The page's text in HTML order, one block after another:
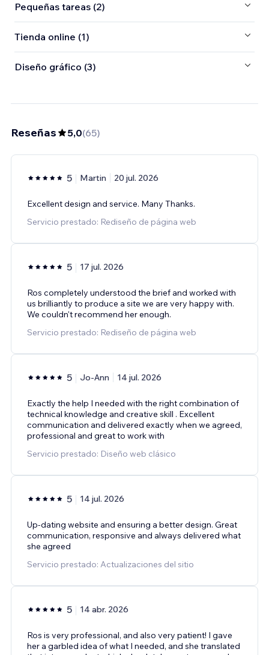
Pequeñas tareas (2)
Tienda online (1)
Diseño gráfico (3)
Reseñas 5,0(65)
5 Martin 20 jul. 2026
Excellent design and service. Many Thanks.
Servicio prestado: Rediseño de página web
5 17 jul. 2026
Ros completely understood the brief and worked with
us brilliantly to produce a site we are very happy with.
We couldn't recommend her enough.
Servicio prestado: Rediseño de página web
5 Jo-Ann 14 jul. 2026
Exactly the help I needed with the right combination of
technical knowledge and creative skill . Excellent
communication and delivered exactly when we agreed,
professional and great to work with
Servicio prestado: Diseño web clásico
5 14 jul. 2026
Up-dating website and ensuring a better design. Great
communication, responsive and always delivered what
she agreed
Servicio prestado: Actualizaciones del sitio
5 14 abr. 2026
Ros is very professional, and also very patient! I gave
her a garbled idea of what I needed, and she translated